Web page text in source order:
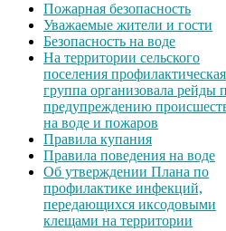
Пожарная безопасность
Уважаемые жители и гости
Безопасность на воде
На территории сельского
поселения профилактическая
группа организовала рейды
предупреждению
на воде и пожаров
Правила купания
Правила поведения на воде
Об утверждении Плана по
профилактике инфекций,
передающихся иксодовыми
клещами на территории